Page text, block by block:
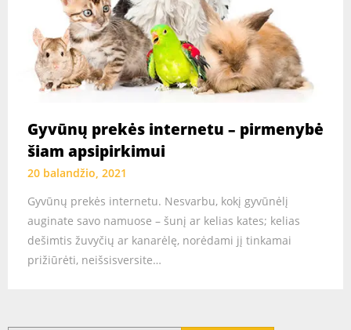
Gyvūnų prekės internetu – pirmenybė
šiam apsipirkimui
20 balandžio, 2021
Gyvūnų prekės internetu. Nesvarbu, kokį gyvūnėlį
auginate savo namuose – šunį ar kelias kates; kelias
dešimtis žuvyčių ar kanarėlę, norėdami jį tinkamai
prižiūrėti, neišsisversite…